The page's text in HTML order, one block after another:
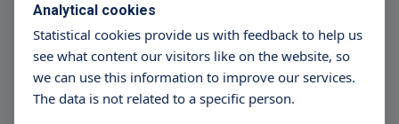
Name
E-mail address
Subscribe
Analytical cookies
Statistical cookies provide us with feedback to help us
see what content our visitors like on the website, so
we can use this information to improve our services.
The data is not related to a specific person.